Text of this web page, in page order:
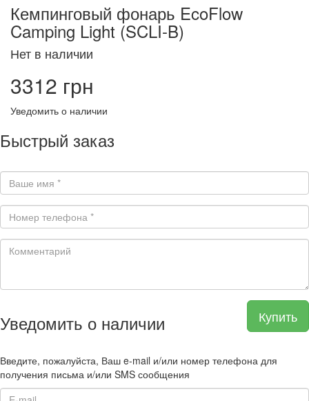
Кемпинговый фонарь EcoFlow
Camping Light (SCLI-B)
Нет в наличии
3312 грн
Уведомить о наличии
Быстрый заказ
Купить
Уведомить о наличии
Введите, пожалуйста, Ваш e-mail и/или номер телефона для
получения письма и/или SMS сообщения